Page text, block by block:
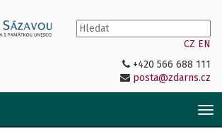
CZ EN
+420 566 688 111
posta@zdarns.cz